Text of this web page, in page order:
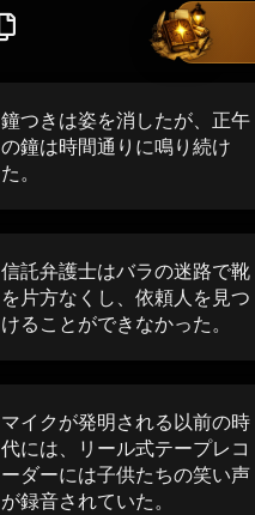
鐘つきは姿を消したが、正午
の鐘は時間通りに鳴り続け
た。
信託弁護士はバラの迷路で靴
を片方なくし、依頼人を見つ
けることができなかった。
マイクが発明される以前の時
代には、リール式テープレコ
ーダーには子供たちの笑い声
が録音されていた。